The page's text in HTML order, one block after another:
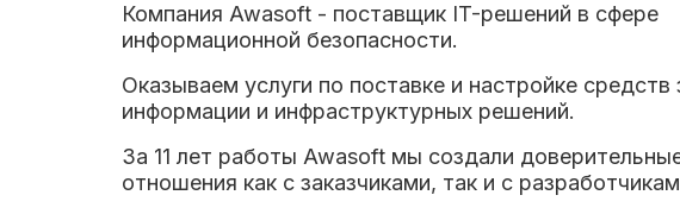
Компания Awasoft - поставщик IT-решений в сфере
информационной безопасности.
Оказываем услуги по поставке и настройке
информации и инфраструктурных решений.
За 11 лет работы Awasoft мы создали
отношения как с заказчиками, так и с